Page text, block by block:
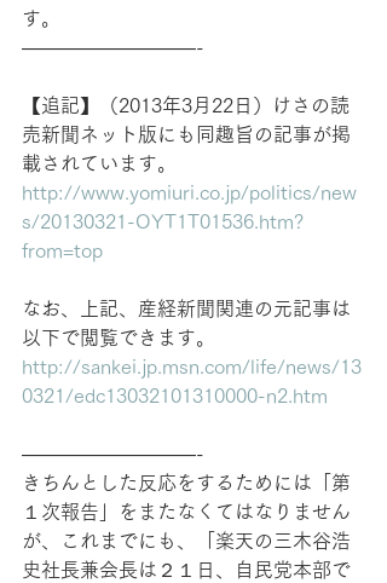
す。
—————————-
【追記】（2013年3月22日）けさの読
売新聞ネット版にも同趣旨の記事が掲
載されています。
http://www.yomiuri.co.jp/politics/new
s/20130321-OYT1T01536.htm?
from=top
なお、上記、産経新聞関連の元記事は
以下で閲覧できます。
http://sankei.jp.msn.com/life/news/13
0321/edc13032101310000-n2.htm
—————————-
きちんとした反応をするためには「第
１次報告」をまたなくてはなりません
が、これまでにも、「楽天の三木谷浩
史社長兼会長は２１日、自民党本部で